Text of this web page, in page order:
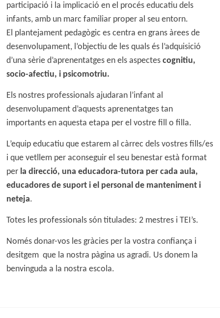
participació i la implicació en el procés educatiu dels
infants, amb un marc familiar proper al seu entorn.
El plantejament pedagògic es centra en grans àrees de
desenvolupament, l’objectiu de les quals és l’adquisició
d’una sèrie d’aprenentatges en els aspectes cognitiu,
socio-afectiu, i psicomotriu.
Els nostres professionals ajudaran l’infant al
desenvolupament d’aquests aprenentatges tan
importants en aquesta etapa per el vostre fill o filla.
L’equip educatiu que estarem al càrrec dels vostres fills/es
i que vetllem per aconseguir el seu benestar està format
per la direcció, una educadora-tutora per cada aula,
educadores de suport i el personal de manteniment i
neteja.
Totes les professionals són titulades: 2 mestres i TEI’s.
Només donar-vos les gràcies per la vostra confiança i
desitgem que la nostra pàgina us agradi. Us donem la
benvinguda a la nostra escola.